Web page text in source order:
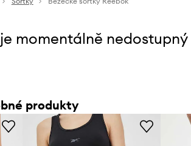
momentálně nedostupný
produkty